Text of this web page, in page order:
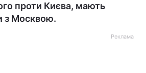
проти Києва, мають
з Москвою.
Реклама